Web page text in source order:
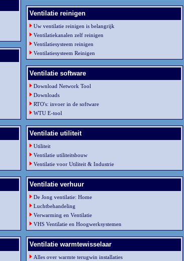
Ventilatie reinigen
Uw ventilatie reinigen is belangrijk
Ventilatiekanalen zelf reinigen
Ventilatiesysteem reinigen
Ventilatiesysteem Reinigen
Ventilatie software
Download Network Tool
Downloads
RTO's: invoer in de software
WTU E-tool
Ventilatie utiliteit
Utiliteit
Ventilatie utiliteitsbouw
Ventilatie voor Utiliteit & Industrie
Ventilatie verhuur
De Jong ventilatie: Home
Luchtbehandeling
Verwarming en Ventilatie
VHS Ventilatie en Hoogwerksystemen
Ventilatie warmtewisselaar
Alles over warmte terugwin installaties